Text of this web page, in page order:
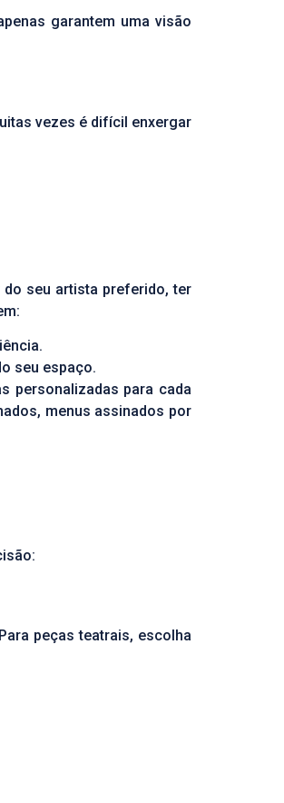
garantem uma visão
vezes é difícil enxergar
seu artista preferido, ter
seu espaço.
personalizadas para cada
menus assinados por
peças teatrais, escolha